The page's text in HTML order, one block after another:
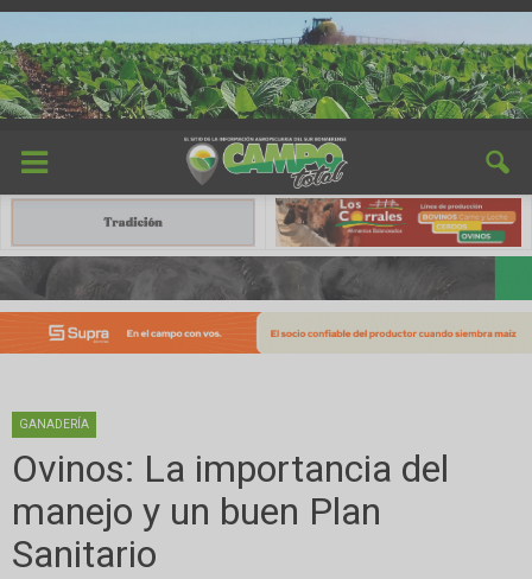
GANADERÍA
Ovinos: La importancia del
manejo y un buen Plan
Sanitario